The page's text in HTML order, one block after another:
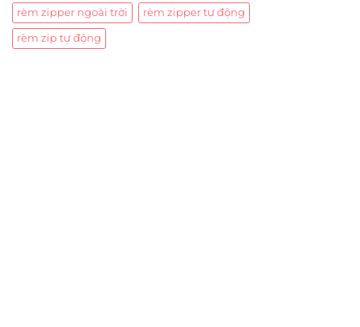
rèm zipper ngoài trời rèm zipper tự động
rèm zip tự động